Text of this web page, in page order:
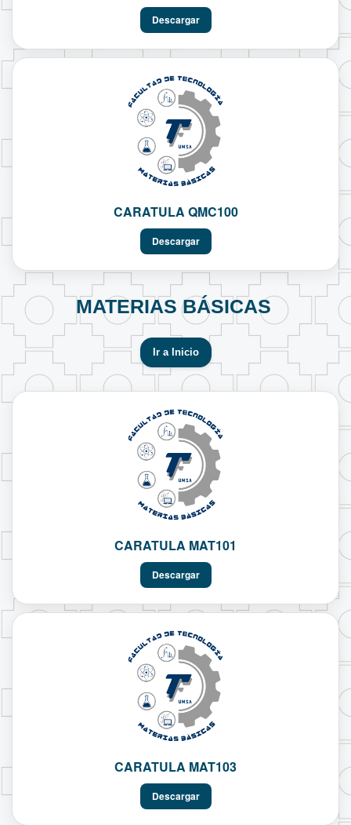
Descargar
CARATULA QMC100
Descargar
MATERIAS BÁSICAS
Ir a Inicio
CARATULA MAT101
Descargar
CARATULA MAT103
Descargar